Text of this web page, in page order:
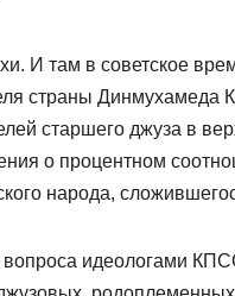
И там в советское
страны Динмухамеда
старшего джуза в
о процентном
народа,
идеологами